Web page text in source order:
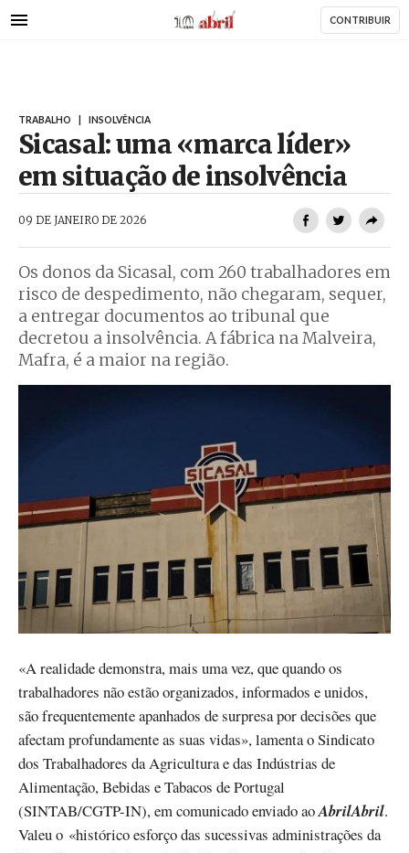
para
AbrilAbril CONTRIBUIR
TRABALHO INSOLVÊNCIA
Sicasal: uma «marca líder»
em situação de insolvência
09 DE JANEIRO DE 2026
Os donos da Sicasal, com 260 trabalhadores em
risco de despedimento, não chegaram, sequer,
a entregar documentos ao tribunal que
decretou a insolvência. A fábrica na Malveira,
Mafra, é a maior na região.
«A realidade demonstra, mais uma vez, que quando os
trabalhadores não estão organizados, informados e unidos,
são frequentemente apanhados de surpresa por decisões que
afectam profundamente as suas vidas», lamenta o Sindicato
dos Trabalhadores da Agricultura e das Indústrias de
Alimentação, Bebidas e Tabacos de Portugal
(SINTAB/CGTP-IN), em comunicado enviado aoAbrilAbril.
Valeu o «histórico esforço das sucessivas administrações da